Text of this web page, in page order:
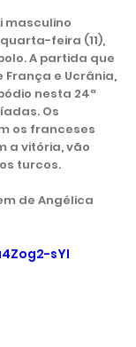
masculino
feira (11),
A partida que
e Ucrânia,
nesta 24ª
Os
os franceses
a vitória, vão
turcos.
de Angélica
sYI